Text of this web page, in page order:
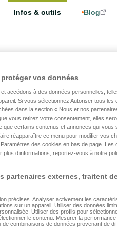
Infos & outils Blog
de
demandez à votre dentiste de
un aperçu des coûts
à la caisse maladie légale.
vos données
accédons à des données personnelles,
Si vous sélectionnez Autoriser tous
dans la section « Nous et nos
vous retirez votre consentement, elles
que certains contenus et annonces qui vous
réapparaître ce menu pour modifier vos
des cookies en bas de page.
d’informations, reportez-vous à notre
partenaires externes, traitent
précises. Analyser activement les
sur un appareil. Utiliser des données
Utiliser des profils pour
le contenu. Mesurer la
de combinaisons de données provenant de